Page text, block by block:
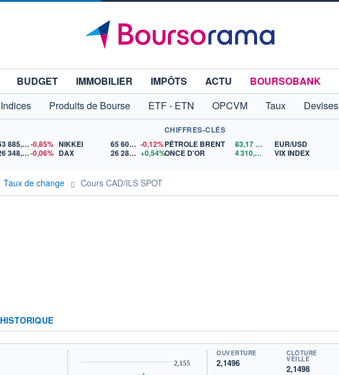
BUDGET IMMOBILIER IMPÔTS ACTU
BOURSOBANK
Indices Produits de Bourse ETF - ETN OPCVM Taux Devises
53 885,10-0,85%
26 348,35-0,06%
NIKKEI 65 606,71 -0,12%
DAX
26 280,91 +0,54%
CHIFFRES-CLÉS
PÉTROLE BRENT
83,17
ONCE D'OR
4 310,75 $US
EUR/USD
VIX INDEX
Taux de change Cours CAD/ILS SPOT
HISTORIQUE
2,155
OUVERTURE
2,1496
CLÔTURE
VEILLE
2,1498